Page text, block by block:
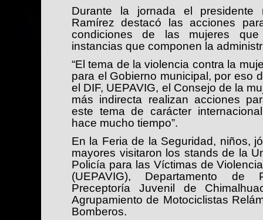
Durante la jornada el presidente
Ramírez destacó las acciones
condiciones de las mujeres
instancias que componen la
“El tema de la violencia contra la
para el Gobierno municipal, por eso
el DIF, UEPAVIG, el Consejo de la
más indirecta realizan acciones
este tema de carácter
hace mucho tiempo”.
En la Feria de la Seguridad, niños,
mayores visitaron los stands de la
Policía para las Víctimas de
(UEPAVIG), Departamento de
Preceptoría Juvenil de
Agrupamiento de Motociclistas
Bomberos.